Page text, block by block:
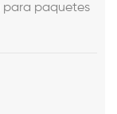
para paquetes